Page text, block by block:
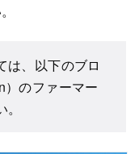
は、以下のブロ
のファーマー